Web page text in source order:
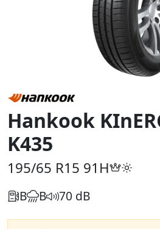
Hankook
K435
195/65 R15 91H
B B 70 dB